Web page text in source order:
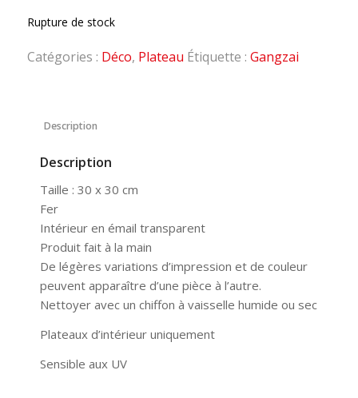
Rupture de stock
Catégories : Déco, Plateau Étiquette : Gangzai
Description
Description
Taille : 30 x 30 cm
Fer
Intérieur en émail transparent
Produit fait à la main
De légères variations d’impression et de couleur
peuvent apparaître d’une pièce à l’autre.
Nettoyer avec un chiffon à vaisselle humide ou sec
Plateaux d’intérieur uniquement
Sensible aux UV